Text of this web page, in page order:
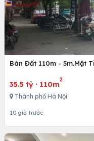
Bán Đất 110m - 5m.Mặt
35.5 tỷ · 110m
2
Thành phố Hà Nội
10 giờ trước